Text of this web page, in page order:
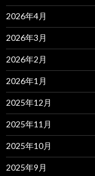
2026年4月
2026年3月
2026年2月
2026年1月
2025年12月
2025年11月
2025年10月
2025年9月